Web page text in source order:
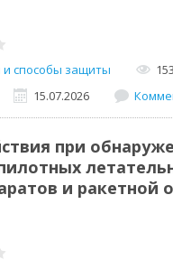
способы защиты
15.07.2026
при
и ракетной